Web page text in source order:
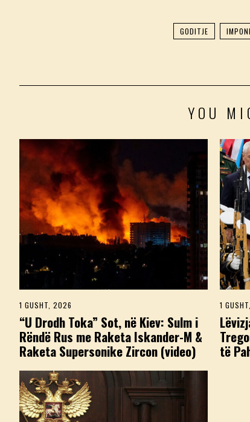
GODITJE
YOU
1 GUSHT, 2026
U
S
H
T
2
0
2
6
“U Drodh Toka” Sot, në Kiev: Sulm i
Rëndë Rus me Raketa Iskander-M &
Raketa Supersonike Zircon (video)
1
të